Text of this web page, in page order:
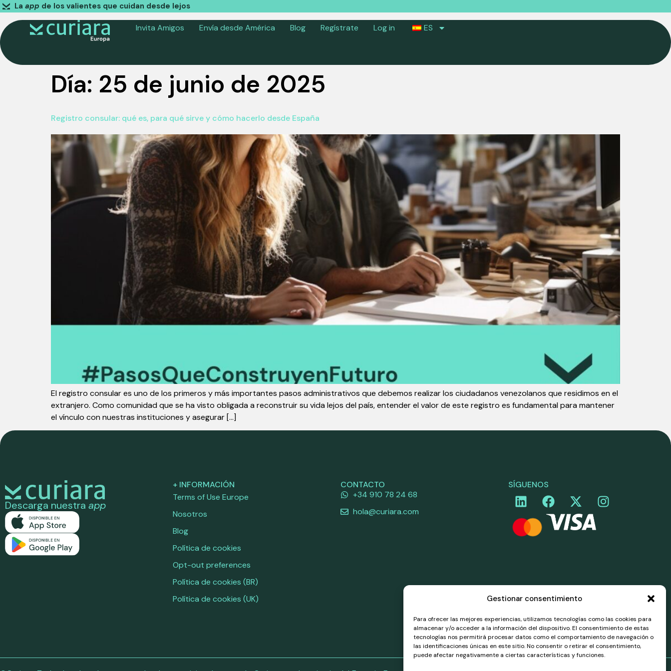
Gestionar consentimiento
Para ofrecer las mejores experiencias, utilizamos tecnologías como las cookies para
almacenar y/o acceder a la información del dispositivo. El consentimiento de estas
tecnologías nos permitirá procesar datos como el comportamiento de navegación o
las identificaciones únicas en este sitio. No consentir o retirar el consentimiento,
puede afectar negativamente a ciertas características y funciones.
La app de los valientes que cuidan desde lejos
Invita Amigos Envía desde América Blog Regístrate Log in ES
Día: 25 de junio de 2025
Registro consular: qué es, para qué sirve y cómo hacerlo desde España
El registro consular es uno de los primeros y más importantes pasos administrativos que debemos realizar los ciudadanos venezolanos que residimos en el
extranjero. Como comunidad que se ha visto obligada a reconstruir su vida lejos del país, entender el valor de este registro es fundamental para mantener
el vínculo con nuestras instituciones y asegurar […]
Descarga nuestra app
+ INFORMACIÓN
Terms of Use Europe
Nosotros
Blog
Política de cookies
Opt-out preferences
Política de cookies (BR)
Política de cookies (UK)
CONTACTO
+34 910 78 24 68
hola@curiara.com
SÍGUENOS